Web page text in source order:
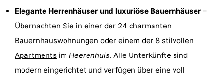
’t
van
Hotels
(mit
Lastminutes
Elegante Herrenhäuser und luxuriöse Bauernhäuser –
Übernachten Sie in einer der 24 charmanten
Bauernhauswohnungen oder einem der 8 stilvollen
Apartments im Heerenhuis. Alle Unterkünfte sind
modern eingerichtet und verfügen über eine voll